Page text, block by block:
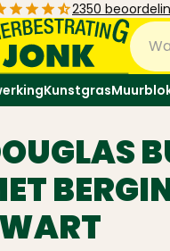
2350
Kunstgras